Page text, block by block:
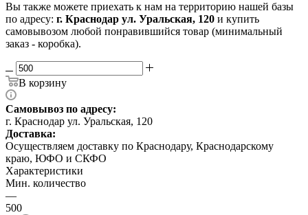
Вы также можете приехать к нам на территорию нашей базы
по адресу: г. Краснодар ул. Уральская, 120 и купить
самовывозом любой понравившийся товар (минимальный
заказ - коробка).
В корзину
Самовывоз по адресу:
г. Краснодар ул. Уральская, 120
Доставка:
Осуществляем доставку по Краснодару, Краснодарскому
краю, ЮФО и СКФО
Характеристики
Мин. количество
—
500